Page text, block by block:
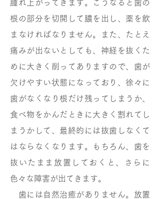
腫れ上がってきます。こうなると歯の
根の部分を切開して膿を出し、薬を飲
まなければなりません。また、たとえ
痛みが出ないとしても、神経を抜くた
めに大きく削ってありますので、歯が
欠けやすい状態になっており、徐々に
歯がなくなり根だけ残ってしまうか、
食べ物をかんだときに大きく割れてし
まうかして、最終的には抜歯しなくて
はならなくなります。もちろん、歯を
抜いたまま放置しておくと、さらに
色々な障害が出てきます。
歯には自然治癒がありません。放置